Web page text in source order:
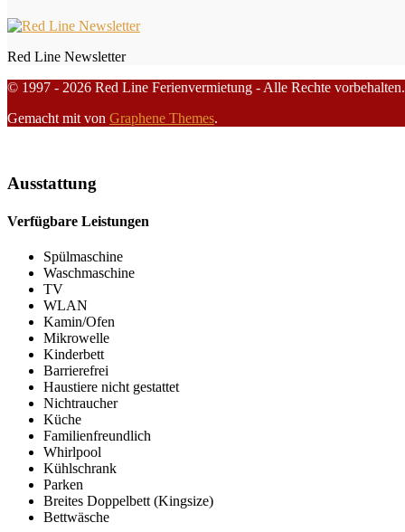
Red Line Newsletter
© 1997 - 2026 Red Line Ferienvermietung - Alle Rechte vorbehalten.
Gemacht mit von Graphene Themes.
Ausstattung
Verfügbare Leistungen
Spülmaschine
Waschmaschine
TV
WLAN
Kamin/Ofen
Mikrowelle
Kinderbett
Barrierefrei
Haustiere nicht gestattet
Nichtraucher
Küche
Familienfreundlich
Whirlpool
Kühlschrank
Parken
Breites Doppelbett (Kingsize)
Bettwäsche